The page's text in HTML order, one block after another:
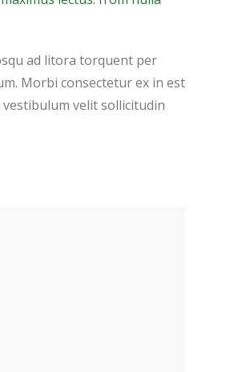
ad litora torquent per
Morbi consectetur ex in est
velit sollicitudin